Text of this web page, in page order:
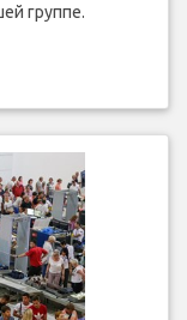
группе.